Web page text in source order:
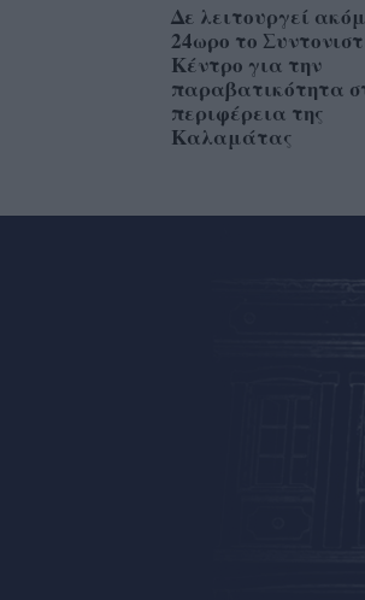
Δε λειτουργεί
24ωρο το
Κέντρο για την
παραβατικότητα
περιφέρεια της
Καλαμάτας